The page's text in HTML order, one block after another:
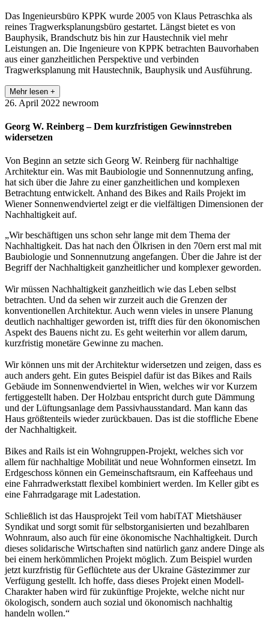
Das Ingenieursbüro KPPK wurde 2005 von Klaus Petraschka als
reines Tragwerksplanungsbüro gestartet. Längst bietet es von
Bauphysik, Brandschutz bis hin zur Haustechnik viel mehr
Leistungen an. Die Ingenieure von KPPK betrachten Bauvorhaben
aus einer ganzheitlichen Perspektive und verbinden
Tragwerksplanung mit Haustechnik, Bauphysik und Ausführung.
Mehr lesen +
26. April 2022 newroom
Georg W. Reinberg – Dem kurzfristigen Gewinnstreben
widersetzen
Von Beginn an setzte sich Georg W. Reinberg für nachhaltige
Architektur ein. Was mit Baubiologie und Sonnennutzung anfing,
hat sich über die Jahre zu einer ganzheitlichen und komplexen
Betrachtung entwickelt. Anhand des Bikes and Rails Projekt im
Wiener Sonnenwendviertel zeigt er die vielfältigen Dimensionen der
Nachhaltigkeit auf.
„Wir beschäftigen uns schon sehr lange mit dem Thema der
Nachhaltigkeit. Das hat nach den Ölkrisen in den 70ern erst mal mit
Baubiologie und Sonnennutzung angefangen. Über die Jahre ist der
Begriff der Nachhaltigkeit ganzheitlicher und komplexer geworden.
Wir müssen Nachhaltigkeit ganzheitlich wie das Leben selbst
betrachten. Und da sehen wir zurzeit auch die Grenzen der
konventionellen Architektur. Auch wenn vieles in unsere Planung
deutlich nachhaltiger geworden ist, trifft dies für den ökonomischen
Aspekt des Bauens nicht zu. Es geht weiterhin vor allem darum,
kurzfristig monetäre Gewinne zu machen.
Wir können uns mit der Architektur widersetzen und zeigen, dass es
auch anders geht. Ein gutes Beispiel dafür ist das Bikes and Rails
Gebäude im Sonnenwendviertel in Wien, welches wir vor Kurzem
fertiggestellt haben. Der Holzbau entspricht durch gute Dämmung
und der Lüftungsanlage dem Passivhausstandard. Man kann das
Haus größtenteils wieder zurückbauen. Das ist die stoffliche Ebene
der Nachhaltigkeit.
Bikes and Rails ist ein Wohngruppen-Projekt, welches sich vor
allem für nachhaltige Mobilität und neue Wohnformen einsetzt. Im
Erdgeschoss können ein Gemeinschaftsraum, ein Kaffeehaus und
eine Fahrradwerkstatt flexibel kombiniert werden. Im Keller gibt es
eine Fahrradgarage mit Ladestation.
Schließlich ist das Hausprojekt Teil vom habiTAT Mietshäuser
Syndikat und sorgt somit für selbstorganisierten und bezahlbaren
Wohnraum, also auch für eine ökonomische Nachhaltigkeit. Durch
dieses solidarische Wirtschaften sind natürlich ganz andere Dinge als
bei einem herkömmlichen Projekt möglich. Zum Beispiel wurden
jetzt kurzfristig für Geflüchtete aus der Ukraine Gästezimmer zur
Verfügung gestellt. Ich hoffe, dass dieses Projekt einen Modell-
Charakter haben wird für zukünftige Projekte, welche nicht nur
ökologisch, sondern auch sozial und ökonomisch nachhaltig
handeln wollen.“